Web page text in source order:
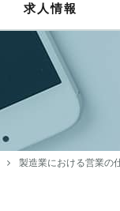
求人情報
製造業における営業の